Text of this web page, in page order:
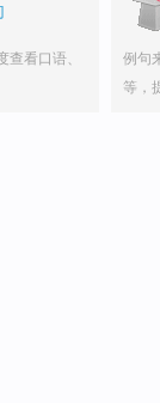
查看口语、
例句
等，